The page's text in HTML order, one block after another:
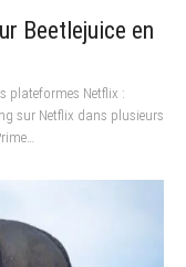
Beetlejuice en
plateformes Netflix :
sur Netflix dans plusieurs